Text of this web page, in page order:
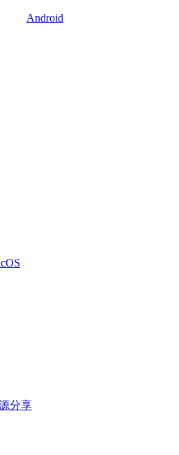
Android
分享